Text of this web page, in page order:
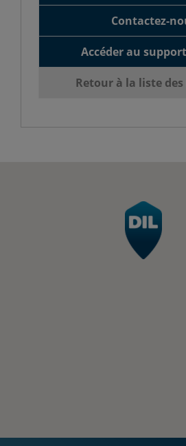
Contactez-
Accéder au
Retour à la liste